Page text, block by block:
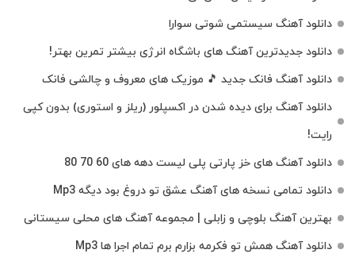
دانلود آهنگ سیستمی شوتی سوارا
دانلود جدیدترین آهنگ‌ های باشگاه انرژی بیشتر تمرین بهتر!
دانلود آهنگ فانک جدید 🎵 موزیک‌ های معروف و چالشی فانک
دانلود آهنگ برای دیده شدن در اکسپلور (ریلز و استوری) بدون کپی
رایت!
دانلود آهنگ های خز پارتی پلی لیست دهه های 60 70 80
دانلود تمامی نسخه های آهنگ عشق تو دروغ بود دیگه Mp3
بهترین آهنگ بلوچی و زابلی | مجموعه آهنگ‌ های محلی سیستانی
دانلود آهنگ همش تو فکرمه بزارم برم تمام اجرا ها Mp3